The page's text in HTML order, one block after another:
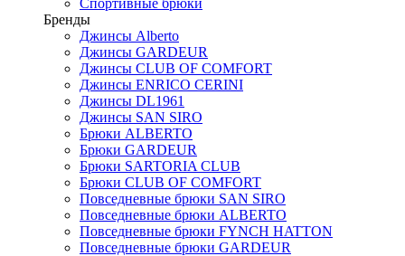
Спортивные брюки
Бренды
Джинсы Alberto
Джинсы GARDEUR
Джинсы CLUB OF COMFORT
Джинсы ENRICO CERINI
Джинсы DL1961
Джинсы SAN SIRO
Брюки ALBERTO
Брюки GARDEUR
Брюки SARTORIA CLUB
Брюки CLUB OF COMFORT
Повседневные брюки SAN SIRO
Повседневные брюки ALBERTO
Повседневные брюки FYNCH HATTON
Повседневные брюки GARDEUR